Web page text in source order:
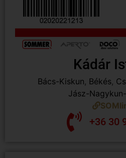
Kádár
Bács-Kiskun, Békés,
Jász-
+36 30